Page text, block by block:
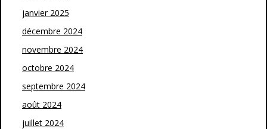
janvier 2025
décembre 2024
novembre 2024
octobre 2024
septembre 2024
août 2024
juillet 2024